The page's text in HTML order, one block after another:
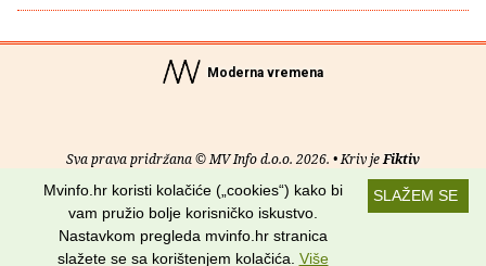
Moderna vremena
Sva prava pridržana © MV Info d.o.o. 2026. • Kriv jeFiktiv
O nama• Pomoć• Uvjeti korištenja•RSS kanali
Potraži nas na:
SLAŽEM SE
Mvinfo.hr koristi kolačiće („cookies“) kako bi
vam pružio bolje korisničko iskustvo.
Nastavkom pregleda mvinfo.hr stranica
slažete se sa korištenjem kolačića. Više